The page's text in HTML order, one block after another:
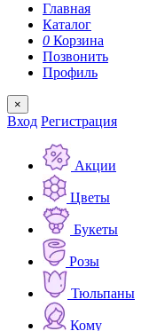
Главная
Каталог
0 Корзина
Позвонить
Профиль
×
Вход Регистрация
Акции
Цветы
Букеты
Розы
Тюльпаны
Кому